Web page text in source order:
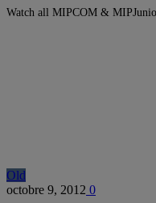
Watch all MIPCOM &
Old
octobre 9, 2012 0